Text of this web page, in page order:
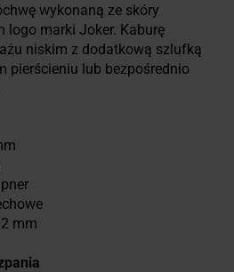
wykonaną ze skóry
logo marki Joker. Kaburę
niskim z dodatkową szlufką
pierścieniu lub bezpośrednio
mm